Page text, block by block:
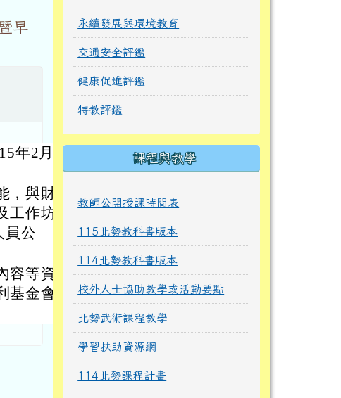
早
年2月10
與財團
作坊，
員公
等資訊
金會研
永續發展與環境教育
交通安全評鑑
健康促進評鑑
特教評鑑
課程與教學
教師公開授課時間表
115北勢教科書版本
114北勢教科書版本
校外人士協助教學或活動要點
北勢武術課程教學
學習扶助資源網
114北勢課程計畫